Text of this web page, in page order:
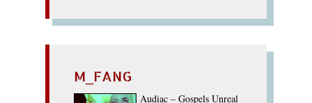
M_FANG
Audiac – Gospels Unreal